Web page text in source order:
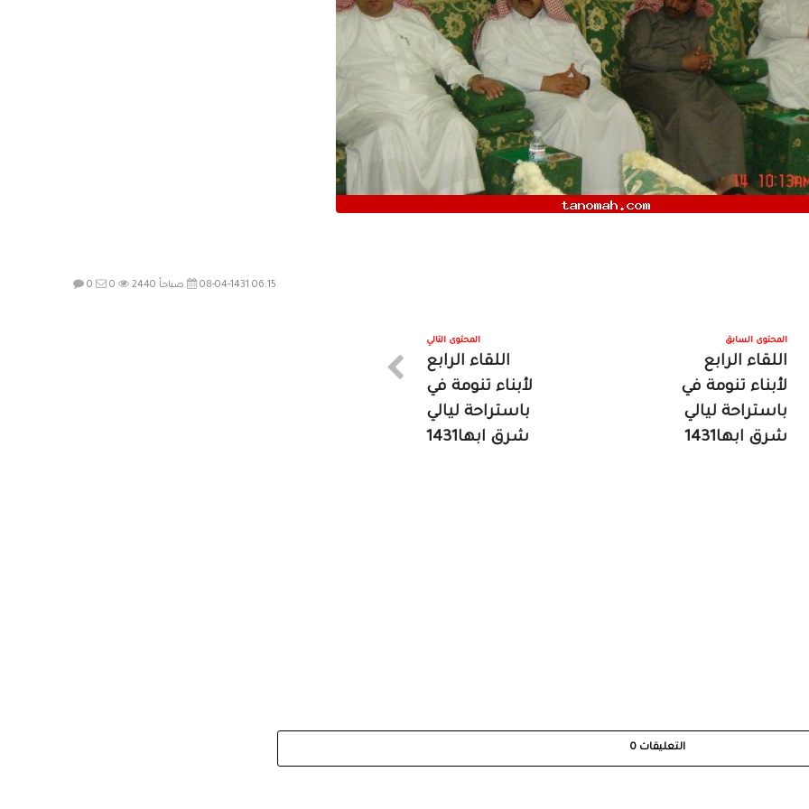
08-04-1431 06:15 صباحاً 0 0 2440
المحتوى السابق
اللقاء الرابع
لأبناء تنومة في
باستراحة ليالي
شرق ابها1431
المحتوى التالي
اللقاء الرابع
لأبناء تنومة في
باستراحة ليالي
شرق ابها1431
التعليقات 0